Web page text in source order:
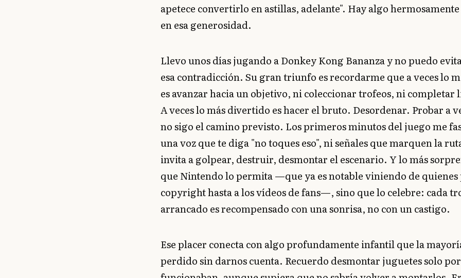
apetece convertirlo en astillas, adelante". Hay algo
en esa generosidad.
Llevo unos días jugando a Donkey Kong Bananza y no puedo
esa contradicción. Su gran triunfo es recordarme que a veces lo
es avanzar hacia un objetivo, ni coleccionar trofeos, ni completar
A veces lo más divertido es hacer el bruto. Desordenar. Probar a
no sigo el camino previsto. Los primeros minutos del juego me
una voz que te diga "no toques eso", ni señales que marquen la
invita a golpear, destruir, desmontar el escenario. Y lo más
que Nintendo lo permita —que ya es notable viniendo de quienes
copyright hasta a los vídeos de fans—, sino que lo celebre: cada
arrancado es recompensado con una sonrisa, no con un castigo.
Ese placer conecta con algo profundamente infantil que la
perdido sin darnos cuenta. Recuerdo desmontar juguetes solo